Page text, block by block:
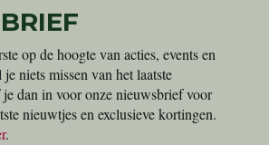
op de hoogte van acties, events en
niets missen van het laatste
dan in voor onze nieuwsbrief voor
nieuwtjes en exclusieve kortingen.
.